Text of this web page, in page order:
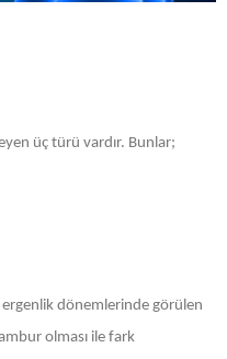
üç türü vardır. Bunlar;
dönemlerinde görülen
olması ile fark